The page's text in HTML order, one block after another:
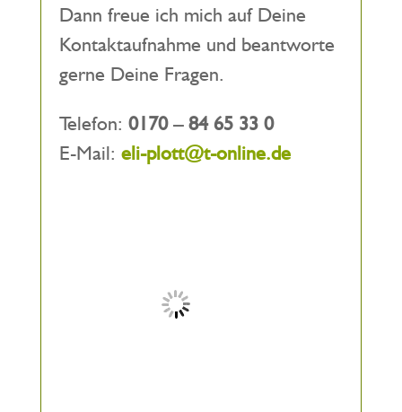
Dann freue ich mich auf Deine
Kontaktaufnahme und beantworte
gerne Deine Fragen.
Telefon: 0170 – 84 65 33 0
E-Mail: eli-plott@t-online.de